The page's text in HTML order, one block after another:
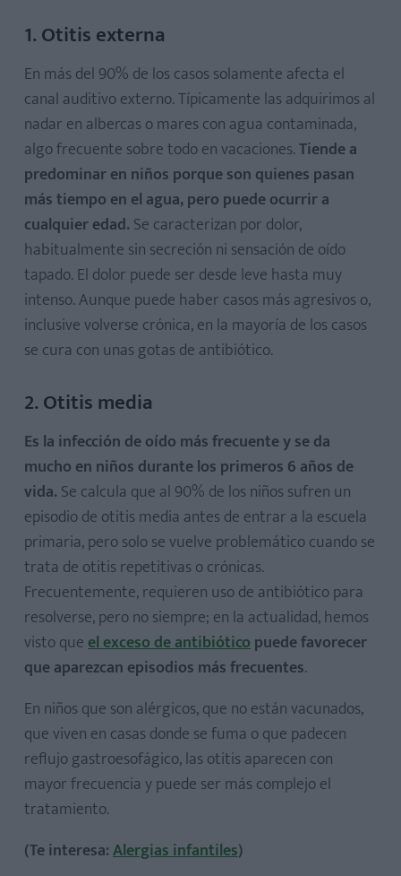
1. Otitis externa
En más del 90% de los casos solamente afecta el
canal auditivo externo. Típicamente las adquirimos al
nadar en albercas o mares con agua contaminada,
algo frecuente sobre todo en vacaciones.Tiende a
predominar en niños porque son quienes pasan
más tiempo en el agua, pero puede ocurrir a
cualquier edad. Se caracterizan por dolor,
habitualmente sin secreción ni sensación de oído
tapado. El dolor puede ser desde leve hasta muy
intenso. Aunque puede haber casos más agresivos o,
inclusive volverse crónica, en la mayoría de los casos
se cura con unas gotas de antibiótico.
2. Otitis media
Es la infección de oído más frecuente y se da
mucho en niños durante los primeros 6 años de
vida. Se calcula que al 90% de los niños sufren un
episodio de otitis media antes de entrar a la escuela
primaria, pero solo se vuelve problemático cuando se
trata de otitis repetitivas o crónicas.
Frecuentemente, requieren uso de antibiótico para
resolverse, pero no siempre; en la actualidad, hemos
visto queel exceso de antibióticopuede favorecer
que aparezcan episodios más frecuentes.
En niños que son alérgicos, que no están vacunados,
que viven en casas donde se fuma o que padecen
reflujo gastroesofágico, las otitis aparecen con
mayor frecuencia y puede ser más complejo el
tratamiento.
(Te interesa:Alergias infantiles)